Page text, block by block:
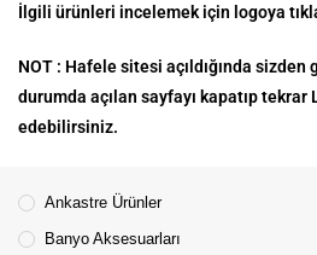
Ankastre Ürünler
Banyo Aksesuarları
İlgili ürünleri incelemek için logoya
NOT : Hafele sitesi açıldığında
durumda açılan sayfayı kapatıp tekrar
edebilirsiniz.